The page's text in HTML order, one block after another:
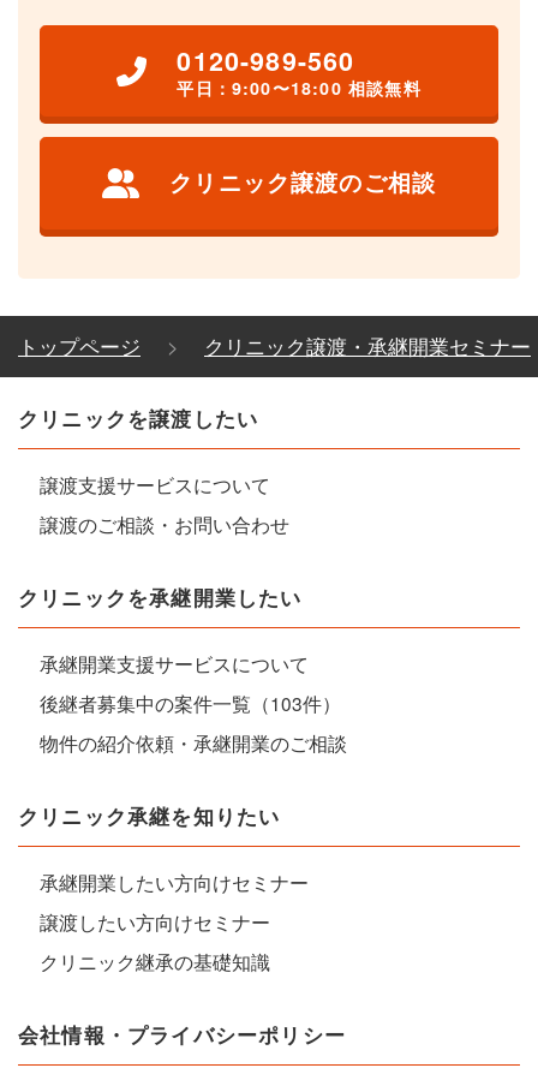
0120-989-560
平日：9:00〜18:00 相談無料
クリニック譲渡のご相談
トップページ クリニック譲渡・承継開業セミナー
クリニックを譲渡したい
譲渡支援サービスについて
譲渡のご相談・お問い合わせ
クリニックを承継開業したい
承継開業支援サービスについて
後継者募集中の案件一覧（103件）
物件の紹介依頼・承継開業のご相談
クリニック承継を知りたい
承継開業したい方向けセミナー
譲渡したい方向けセミナー
クリニック継承の基礎知識
会社情報・プライバシーポリシー